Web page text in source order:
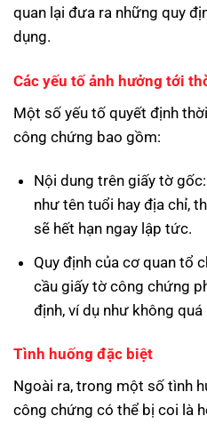
quan lại đưa ra những quy
dụng.
Các yếu tố ảnh hưởng tới
Một số yếu tố quyết định
công chứng bao gồm:
Nội dung trên giấy tờ
như tên tuổi hay địa chỉ,
sẽ hết hạn ngay lập tức.
Quy định của cơ quan tổ
cầu giấy tờ công chứng
định, ví dụ như không quá
Tình huống đặc biệt
Ngoài ra, trong một số tình
công chứng có thể bị coi là